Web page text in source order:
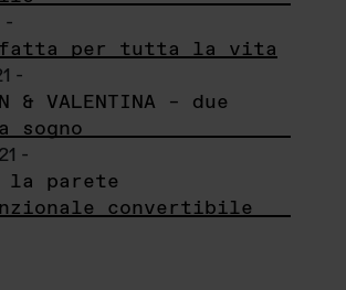
-
fatta per tutta la vita
-
& VALENTINA – due
-
la parete
convertibile